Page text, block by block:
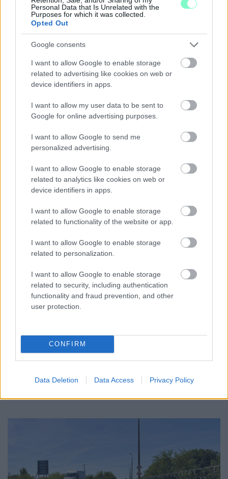
Personal Data that Is Unrelated with the
Purposes for which it was collected.
Opted Out
Google consents
I want to allow Google to enable storage
related to advertising like cookies on web or
device identifiers in apps.
I want to allow my user data to be sent to
Google for online advertising purposes.
I want to allow Google to send me
personalized advertising.
I want to allow Google to enable storage
related to analytics like cookies on web or
device identifiers in apps.
I want to allow Google to enable storage
related to functionality of the website or app.
I want to allow Google to enable storage
related to personalization.
I want to allow Google to enable storage
related to security, including authentication
functionality and fraud prevention, and other
user protection.
CONFIRM
Data Deletion Data Access Privacy Policy
NEM VÁRT HELYEN IS OKOZHAT PROBLÉMÁKAT AZ
A forró, napos időjárás kedvez a talajközeli ózon kialakulásának,